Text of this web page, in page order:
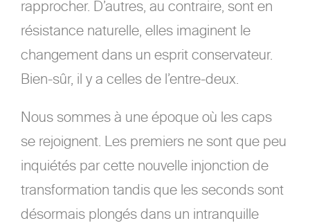
rapprocher. D’autres, au contraire, sont en
résistance naturelle, elles imaginent le
changement dans un esprit conservateur.
Bien-sûr, il y a celles de l’entre-deux.
Nous sommes à une époque où les caps
se rejoignent. Les premiers ne sont que peu
inquiétés par cette nouvelle injonction de
transformation tandis que les seconds sont
désormais plongés dans un intranquille